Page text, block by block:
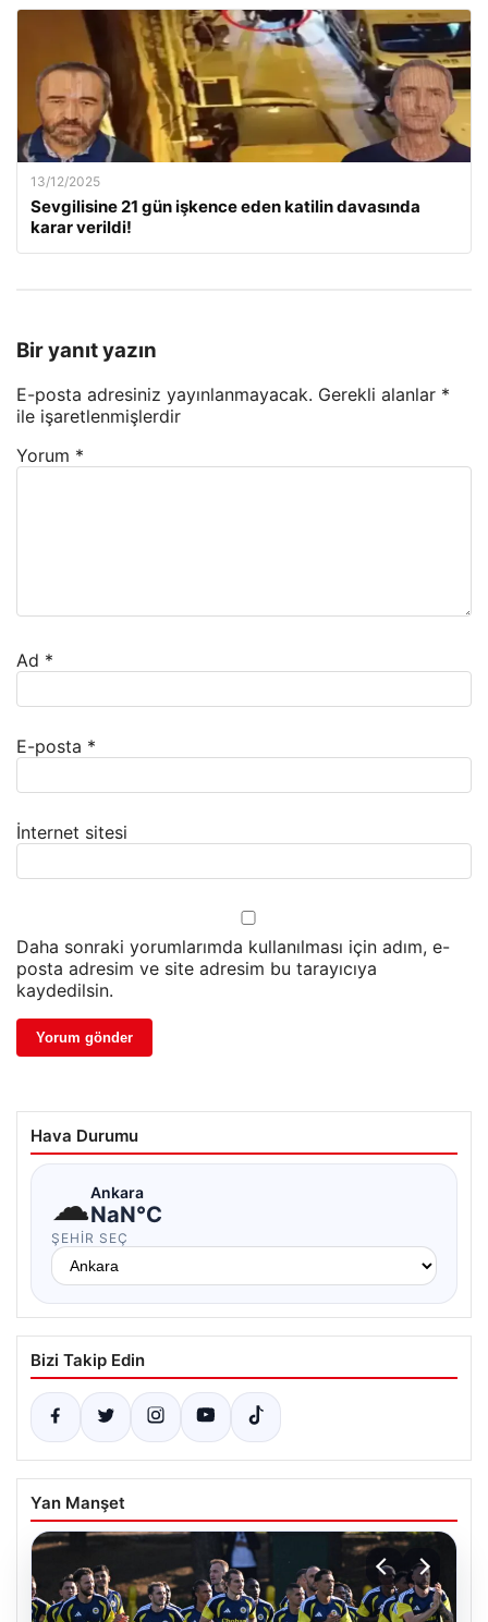
13/12/2025
Sevgilisine 21 gün işkence eden katilin davasında
karar verildi!
Bir yanıt yazın
E-posta adresiniz yayınlanmayacak. Gerekli alanlar *
ile işaretlenmişlerdir
Yorum *
Ad *
E-posta *
İnternet sitesi
Daha sonraki yorumlarımda kullanılması için adım, e-
posta adresim ve site adresim bu tarayıcıya
kaydedilsin.
Hava Durumu
☁Ankara
NaN°C
ŞEHIR SEÇ
Bizi Takip Edin
Yan Manşet